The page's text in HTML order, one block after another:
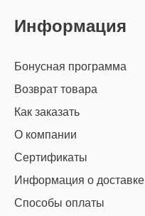
Информация
Бонусная программа
Возврат товара
Как заказать
О компании
Сертификаты
Информация о доставке
Способы оплаты